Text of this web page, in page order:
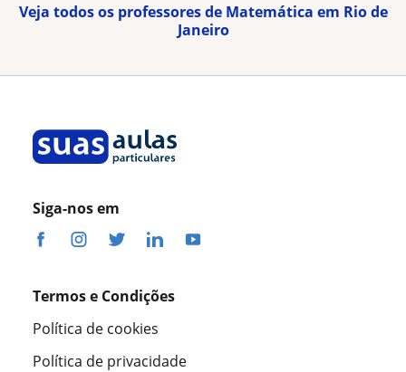
Veja todos os professores de Matemática em Rio de
Janeiro
Siga-nos em
Termos e Condições
Política de cookies
Política de privacidade